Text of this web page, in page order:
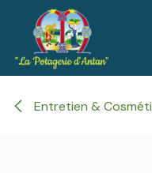
Se rendre au contenu
Entretien &